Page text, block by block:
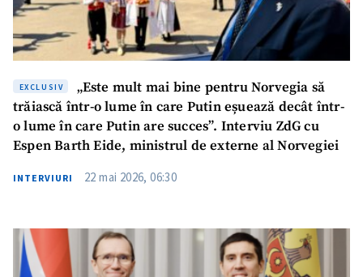
EXCLUSIV
„Este mult mai bine pentru Norvegia să
trăiască într-o lume în care Putin eșuează decât într-
o lume în care Putin are succes”. Interviu ZdG cu
Espen Barth Eide, ministrul de externe al Norvegiei
INTERVIURI 22 mai 2026, 06:30